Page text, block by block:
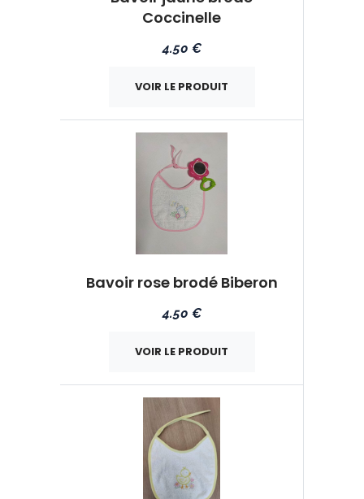
Coccinelle
4.50 €
VOIR LE PRODUIT
Bavoir rose brodé Biberon
4.50 €
VOIR LE PRODUIT